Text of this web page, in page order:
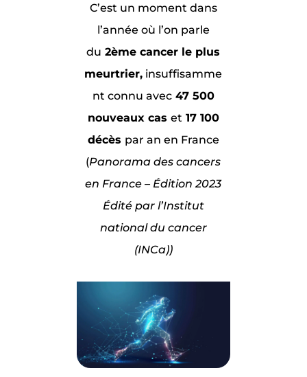
C’est un moment dans
l’année où l’on parle
du 2ème cancer le plus
meurtrier, insuffisamme
nt connu avec47 500
nouveaux cas et 17 100
décès par an en France
(Panorama des cancers
en France – Édition 2023
Édité par l’Institut
national du cancer
(INCa))